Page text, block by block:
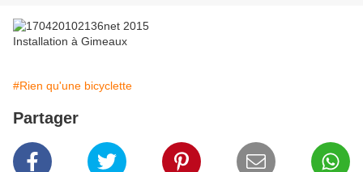
Installation à Gimeaux
#Rien qu'une bicyclette
Partager